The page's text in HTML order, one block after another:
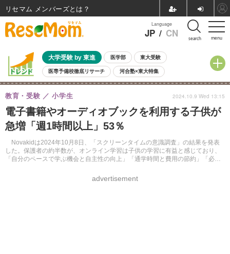
menu
Language
JP / CN search
大学受験 by 東進 医学部 東大受験
医専予備校徹底リサーチ 河合塾×東大特集
親子で考える大学選び 高校受験 中学受験 小学校受験
共通テスト 夏休み
8月開催イベント・WS 全国公立高校 過去問 人気記事
自由研究教材（小学生向け） 自由研究教材（中学生向け）
電子書籍やオーディオブックを利用する子供が
急増「週1時間以上」53％
Novakidは2024年10月8日、「スクリーンタイムの意識調査」の結果を発表
した。保護者の約半数が、オンライン学習は子供の学習に有益と感じており、
「自分のペースで学ぶ機会と自主性の向上」「通学時間と費用の節約」「必要
教育・受験 小学生
advertisement
2024.10.9 Wed 13:15
リセマム メンバーズ